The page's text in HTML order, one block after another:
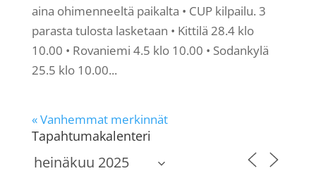
aina ohimenneeltä paikalta • CUP kilpailu. 3
parasta tulosta lasketaan • Kittilä 28.4 klo
10.00 • Rovaniemi 4.5 klo 10.00 • Sodankylä
25.5 klo 10.00...
« Vanhemmat merkinnät
Tapahtumakalenteri